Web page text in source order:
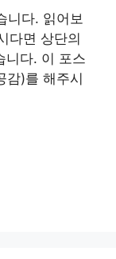
니다. 읽어보
다면 상단의
니다. 이 포스
감)를 해주시